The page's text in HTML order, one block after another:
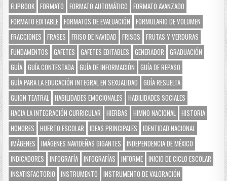
FLIPBOOK FORMATO FORMATO AUTOMÁTICO
FORMATO AVANZADO
FORMATO EDITABLE FORMATOS DE EVALUACIÓN
FORMULARIO DE VOLUMEN
FRACCIONES
FRASES FRISO DE NAVIDAD FRISOS
FRUTAS Y VERDURAS
FUNDAMENTOS
GAFETES GAFETES EDITABLES GENERADOR
GRADUACIÓN
GUÍA GUÍA CONTESTADA GUÍA DE INFORMACIÓN
GUÍA DE REPASO
GUÍA PARA LA EDUCACIÓN INTEGRAL EN SEXUALIDAD
GUÍA RESUELTA
GUION TEATRAL
HABILIDADES EMOCIONALES
HABILIDADES SOCIALES
HACIA LA INTEGRACIÓN CURRICULAR
HIERBAS HIMNO NACIONAL
HISTORIA
HONORES
HUERTO ESCOLAR IDEAS PRINCIPALES
IDENTIDAD NACIONAL
IMÁGENES
IMÁGENES NAVIDEÑAS GIGANTES
INDEPENDENCIA DE MÉXICO
INDICADORES
INFOGRAFÍA INFOGRAFÍAS INFORME INICIO DE CICLO ESCOLAR
INSATISFACTORIO
INSTRUMENTO
INSTRUMENTO DE VALORACIÓN